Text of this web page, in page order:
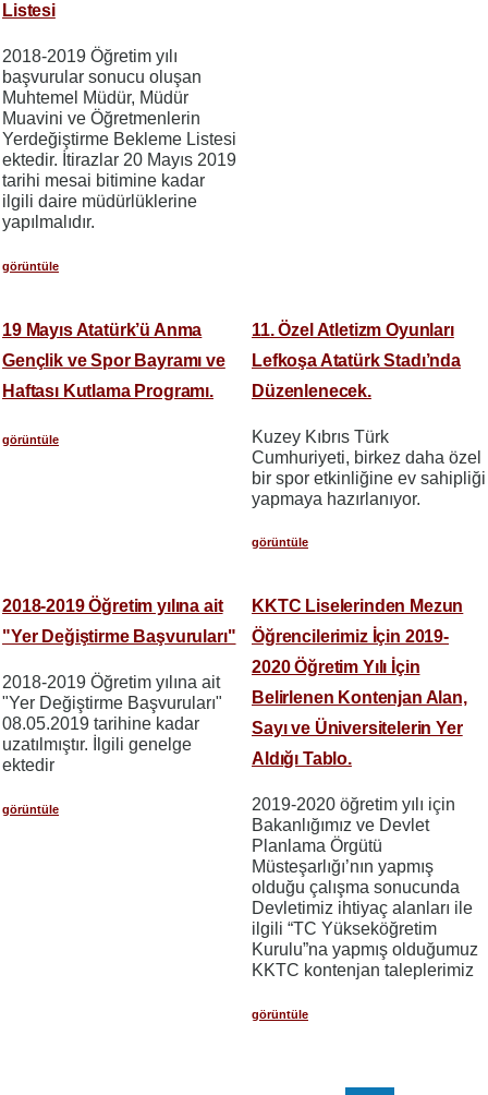
Listesi
2018-2019 Öğretim yılı
başvurular sonucu oluşan
Muhtemel Müdür, Müdür
Muavini ve Öğretmenlerin
Yerdeğiştirme Bekleme Listesi
ektedir. İtirazlar 20 Mayıs 2019
tarihi mesai bitimine kadar
ilgili daire müdürlüklerine
yapılmalıdır.
görüntüle
19 Mayıs Atatürk’ü Anma
Gençlik ve Spor Bayramı ve
Haftası Kutlama Programı.
görüntüle
11. Özel Atletizm Oyunları
Lefkoşa Atatürk Stadı’nda
Düzenlenecek.
Kuzey Kıbrıs Türk
Cumhuriyeti, birkez daha özel
bir spor etkinliğine ev sahipliği
yapmaya hazırlanıyor.
görüntüle
2018-2019 Öğretim yılına ait
"Yer Değiştirme Başvuruları"
2018-2019 Öğretim yılına ait
"Yer Değiştirme Başvuruları"
08.05.2019 tarihine kadar
uzatılmıştır. İlgili genelge
ektedir
görüntüle
KKTC Liselerinden Mezun
Öğrencilerimiz İçin 2019-
2020 Öğretim Yılı İçin
Belirlenen Kontenjan Alan,
Sayı ve Üniversitelerin Yer
Aldığı Tablo.
2019-2020 öğretim yılı için
Bakanlığımız ve Devlet
Planlama Örgütü
Müsteşarlığı’nın yapmış
olduğu çalışma sonucunda
Devletimiz ihtiyaç alanları ile
ilgili “TC Yükseköğretim
Kurulu”na yapmış olduğumuz
KKTC kontenjan taleplerimiz
görüntüle